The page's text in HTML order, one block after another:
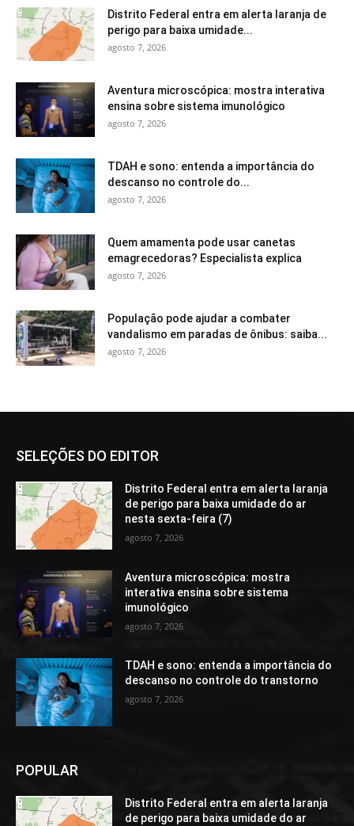
Distrito Federal entra em alerta laranja de
perigo para baixa umidade...
agosto 7, 2026
Aventura microscópica: mostra interativa
ensina sobre sistema imunológico
agosto 7, 2026
TDAH e sono: entenda a importância do
descanso no controle do...
agosto 7, 2026
Quem amamenta pode usar canetas
emagrecedoras? Especialista explica
agosto 7, 2026
População pode ajudar a combater
vandalismo em paradas de ônibus: saiba...
agosto 7, 2026
SELEÇÕES DO EDITOR
Distrito Federal entra em alerta laranja
de perigo para baixa umidade do ar
nesta sexta-feira (7)
agosto 7, 2026
Aventura microscópica: mostra
interativa ensina sobre sistema
imunológico
agosto 7, 2026
TDAH e sono: entenda a importância do
descanso no controle do transtorno
agosto 7, 2026
POPULAR
Distrito Federal entra em alerta laranja
de perigo para baixa umidade do ar